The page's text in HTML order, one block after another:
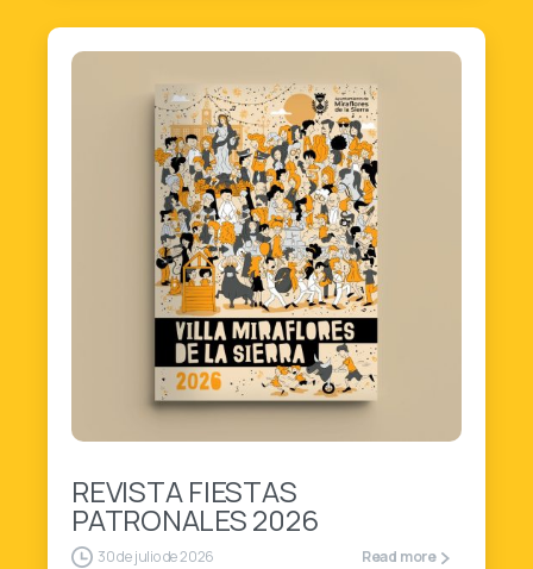
REVISTA FIESTAS
PATRONALES 2026
30 de julio de 2026 Read more